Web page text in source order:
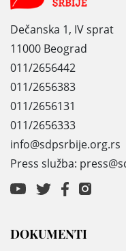
Dečanska 1, IV sprat
11000 Beograd
011/2656442
011/2656383
011/2656131
011/2656333
info@sdpsrbije.org.rs
Press služba:
DOKUMENTI